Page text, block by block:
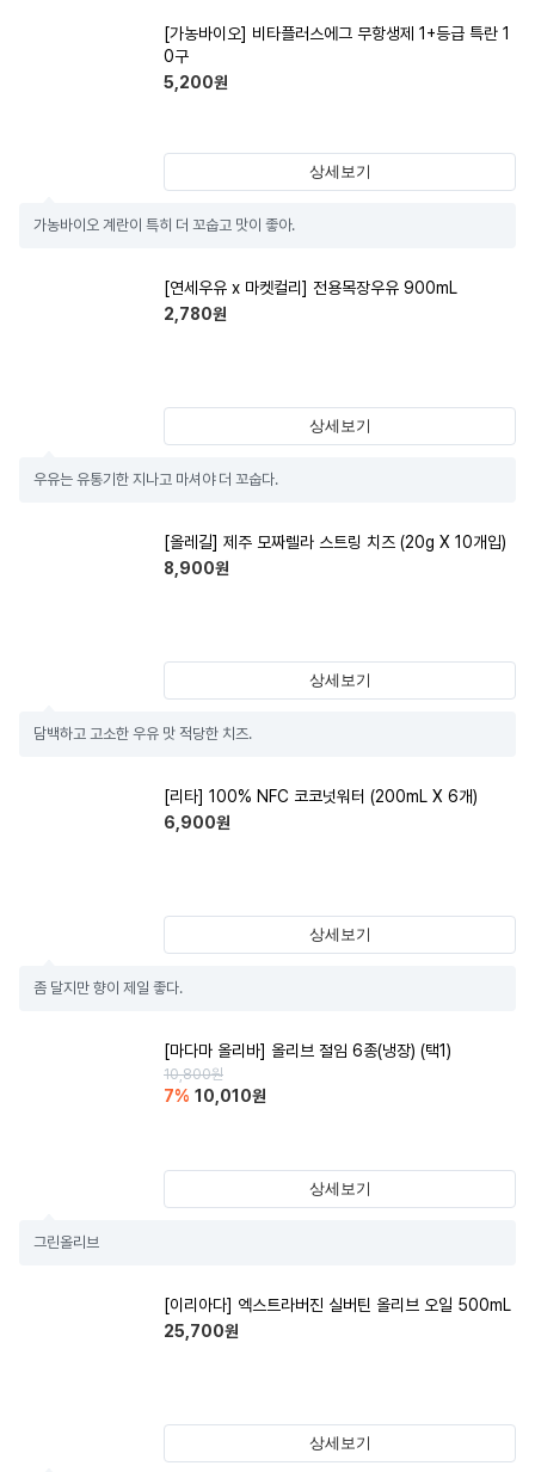
[가농바이오] 비타플러스에그 무항생제 1+등급 특란 1
0구
5,200원
상세보기
가농바이오 계란이 특히 더 꼬숩고 맛이 좋아.
[연세우유 x 마켓컬리] 전용목장우유 900mL
2,780원
상세보기
우유는 유통기한 지나고 마셔야 더 꼬숩다.
[올레길] 제주 모짜렐라 스트링 치즈 (20g X 10개입)
8,900원
상세보기
담백하고 고소한 우유 맛 적당한 치즈.
[리타] 100% NFC 코코넛워터 (200mL X 6개)
6,900원
상세보기
좀 달지만 향이 제일 좋다.
[마다마 올리바] 올리브 절임 6종(냉장) (택1)
10,800원
7% 10,010원
상세보기
그린올리브
[이리아다] 엑스트라버진 실버틴 올리브 오일 500mL
25,700원
상세보기